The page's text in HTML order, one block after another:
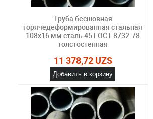
Труба бесшовная
горячедеформированная стальная
108х16 мм сталь 45 ГОСТ 8732-78
толстостенная
11 378,72 UZS
Добавить в корзину